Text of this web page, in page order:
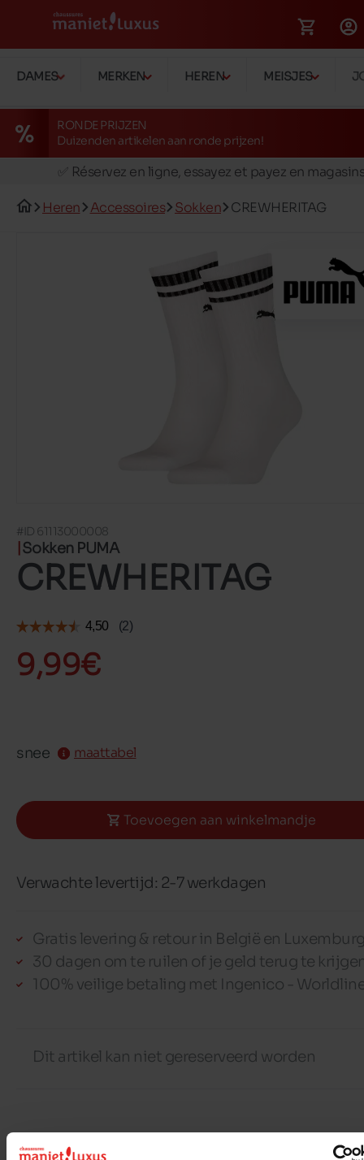
DAMES MERKEN HEREN MEISJES
RONDE PRIJZEN
Duizenden artikelen aan ronde prijzen!
🚛 Livraison gratuite en magasins
✅ Réservez en ligne, essayez et payez en
🚛 Livraison gratuite en magasins
Heren Accessoires Sokken CREWHERITAG
#ID 61113000008
Sokken PUMA
CREWHERITAG
9,99€
snee maattabel
Toevoegen aan winkelmandje
Verwachte levertijd: 2-7 werkdagen
Gratis levering & retour in België en
30 dagen om te ruilen of je geld terug te
100% veilige betaling met Ingenico -
Dit artikel kan niet gereserveerd worden
Detail